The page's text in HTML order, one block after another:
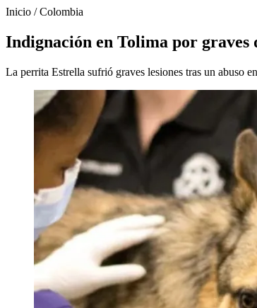
Inicio /Colombia
Indignación en Tolima por graves
La perrita Estrella sufrió graves lesiones tras un abuso